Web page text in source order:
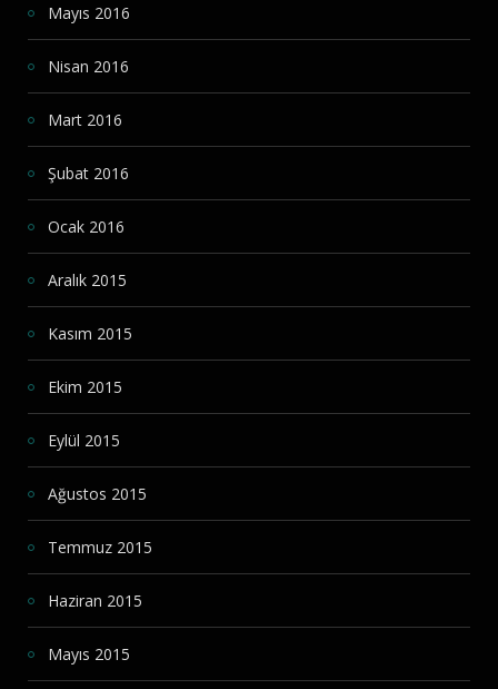
Mayıs 2016
Nisan 2016
Mart 2016
Şubat 2016
Ocak 2016
Aralık 2015
Kasım 2015
Ekim 2015
Eylül 2015
Ağustos 2015
Temmuz 2015
Haziran 2015
Mayıs 2015